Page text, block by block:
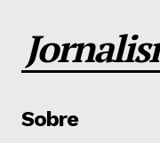
Sobre